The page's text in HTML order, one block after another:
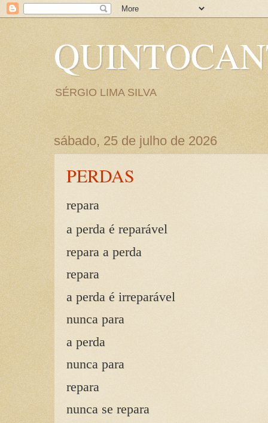
SÉRGIO LIMA SILVA
sábado, 25 de julho de 2026
PERDAS
repara
a perda é reparável
repara a perda
repara
a perda é irreparável
nunca para
a perda
nunca para
repara
nunca se repara